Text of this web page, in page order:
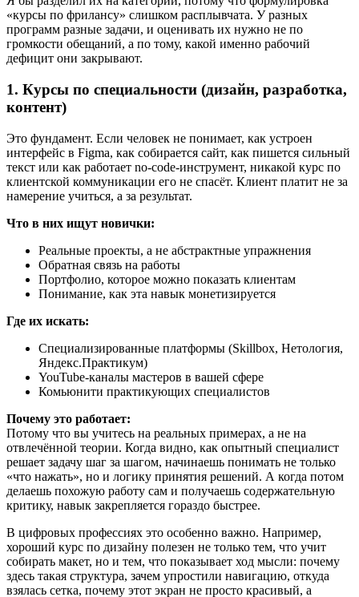
«курсы по фрилансу» слишком расплывчата. У разных
программ разные задачи, и оценивать их нужно не по
громкости обещаний, а по тому, какой именно рабочий
дефицит они закрывают.
1. Курсы по специальности (дизайн, разработка,
контент)
Это фундамент. Если человек не понимает, как устроен
интерфейс в Figma, как собирается сайт, как пишется сильный
текст или как работает no-code-инструмент, никакой курс по
клиентской коммуникации его не спасёт. Клиент платит не за
намерение учиться, а за результат.
Что в них ищут новички:
Реальные проекты, а не абстрактные упражнения
Обратная связь на работы
Портфолио, которое можно показать клиентам
Понимание, как эта навык монетизируется
Где их искать:
Специализированные платформы (Skillbox, Нетология,
Яндекс.Практикум)
YouTube-каналы мастеров в вашей сфере
Комьюнити практикующих специалистов
Почему это работает:
Потому что вы учитесь на реальных примерах, а не на
отвлечённой теории. Когда видно, как опытный специалист
решает задачу шаг за шагом, начинаешь понимать не только
«что нажать», но и логику принятия решений. А когда потом
делаешь похожую работу сам и получаешь содержательную
критику, навык закрепляется гораздо быстрее.
В цифровых профессиях это особенно важно. Например,
хороший курс по дизайну полезен не только тем, что учит
собирать макет, но и тем, что показывает ход мысли: почему
здесь такая структура, зачем упростили навигацию, откуда
взялась сетка, почему этот экран не просто красивый, а